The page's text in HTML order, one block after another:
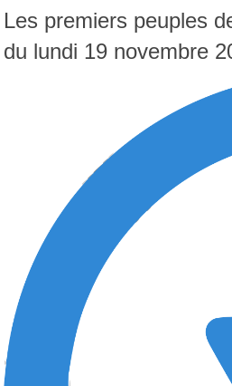
Les premiers peuples
du lundi 19 novembre